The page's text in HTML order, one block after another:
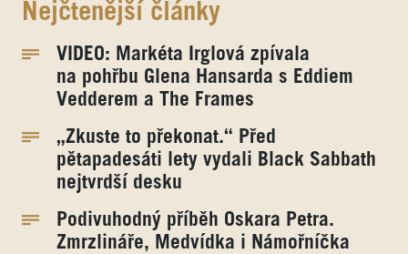
Nejčtenější články
VIDEO: Markéta Irglová zpívala
na pohřbu Glena Hansarda s Eddiem
Vedderem a The Frames
„Zkuste to překonat.“ Před
pětapadesáti lety vydali Black Sabbath
nejtvrdší desku
Podivuhodný příběh Oskara Petra.
Zmrzlináře, Medvídka i Námořníčka